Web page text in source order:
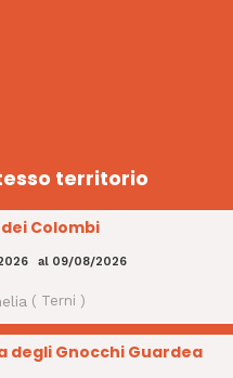
territorio
Colombi
al 09/08/2026
( Terni )
degli Gnocchi Guardea